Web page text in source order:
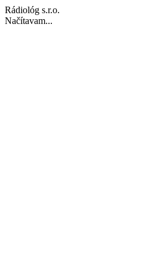
Rádiológ s.r.o.
Načítavam...